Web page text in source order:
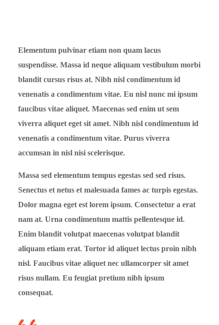
Elementum pulvinar etiam non quam lacus
suspendisse. Massa id neque aliquam vestibulum morbi
blandit cursus risus at. Nibh nisl condimentum id
venenatis a condimentum vitae. Eu nisl nunc mi ipsum
faucibus vitae aliquet. Maecenas sed enim ut sem
viverra aliquet eget sit amet. Nibh nisl condimentum id
venenatis a condimentum vitae. Purus viverra
accumsan in nisl nisi scelerisque.
Massa sed elementum tempus egestas sed sed risus.
Senectus et netus et malesuada fames ac turpis egestas.
Dolor magna eget est lorem ipsum. Consectetur a erat
nam at. Urna condimentum mattis pellentesque id.
Enim blandit volutpat maecenas volutpat blandit
aliquam etiam erat. Tortor id aliquet lectus proin nibh
nisl. Faucibus vitae aliquet nec ullamcorper sit amet
risus nullam. Eu feugiat pretium nibh ipsum
consequat.